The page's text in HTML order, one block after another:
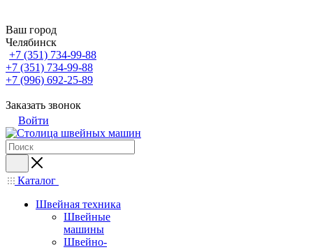
Ваш город
Челябинск
+7 (351) 734-99-88
+7 (351) 734-99-88
+7 (996) 692-25-89
Заказать звонок
Войти
Каталог
Швейная техника
Швейные
машины
Швейно-